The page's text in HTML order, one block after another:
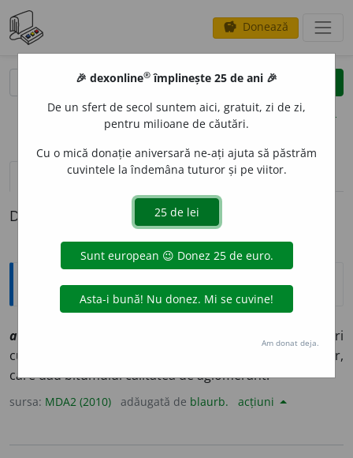
savings Donează
clear
opțiuni
definiții (1)
Definiția cu ID-ul 1018697:
Explicative DEX
asfalt
] Hidrocarburi
cu masă moleculară mare, constituente ale asfalturilor,
care dau bitumului calitatea de aglomerant.
sursa: MDA2 (2010) adăugată de blaurb. acțiuni
🎉 dexonline® împlinește 25 de ani 🎉
De un sfert de secol suntem aici, gratuit, zi de zi,
pentru milioane de căutări.
Cu o mică donație aniversară ne-ați ajuta să păstrăm
cuvintele la îndemâna tuturor și pe viitor.
Am donat deja.